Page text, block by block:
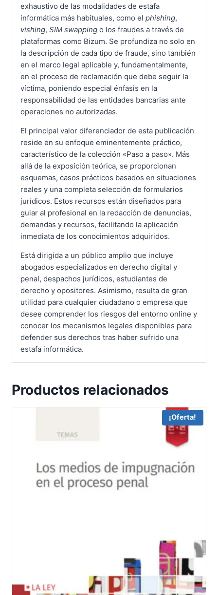
exhaustivo de las modalidades de estafa
informática más habituales, como el phishing,
vishing, SIM swapping o los fraudes a través de
plataformas como Bizum. Se profundiza no solo en
la descripción de cada tipo de fraude, sino también
en el marco legal aplicable y, fundamentalmente,
en el proceso de reclamación que debe seguir la
víctima, poniendo especial énfasis en la
responsabilidad de las entidades bancarias ante
operaciones no autorizadas.
El principal valor diferenciador de esta publicación
reside en su enfoque eminentemente práctico,
característico de la colección «Paso a paso». Más
allá de la exposición teórica, se proporcionan
esquemas, casos prácticos basados en situaciones
reales y una completa selección de formularios
jurídicos. Estos recursos están diseñados para
guiar al profesional en la redacción de denuncias,
demandas y recursos, facilitando la aplicación
inmediata de los conocimientos adquiridos.
Está dirigida a un público amplio que incluye
abogados especializados en derecho digital y
penal, despachos jurídicos, estudiantes de
derecho y opositores. Asimismo, resulta de gran
utilidad para cualquier ciudadano o empresa que
desee comprender los riesgos del entorno online y
conocer los mecanismos legales disponibles para
defender sus derechos tras haber sufrido una
estafa informática.
Productos relacionados
¡Oferta!